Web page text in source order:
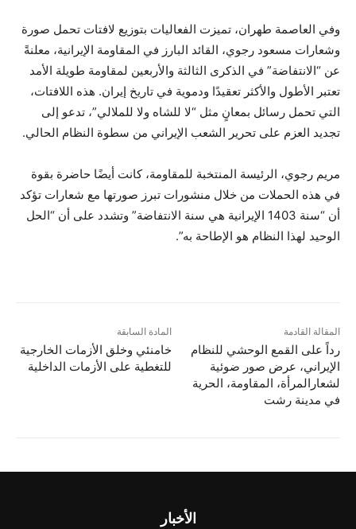
وفي العاصمة طهران، تميزت الفعاليات بتوزيع لافتات تحمل صورة
وشعارات مسعود رجوي، القائد البارز في المقاومة الإيرانية، معلنةً
عن “الانتفاضة” في الذكرى الثالثة والأربعين لمقاومة طويلة الأمد
تعتبر الأطول والأكثر تعقيدًا ودموية في تاريخ إيران. هذه اللافتات،
التي تحمل رسائل بمعانٍ مثل “لا للشاه ولا للملالي”، تدعو إلى
تجديد العزم على تحرير الشعب الإيراني من سطوة النظام الحالي.
مريم رجوي، الرئيسة المنتخبة للمقاومة، كانت أيضًا حاضرة بقوة
في هذه الحملات من خلال منشورات تبرز صورتها مع شعارات تؤكد
أن “سنة 1403 الإيرانية هي سنة الانتفاضة” وتشدد على أن “الحل
الوحيد لهذا النظام هو الإطاحة به”.
المادة السابقة
خامنئي وخلق الأزمات الخارجية
للتغطية على الأزمات الداخلية
المقالة القادمة
رداً علی القمع الوحشي للنظام
الإيراني، عرض صور ضوئیة‌
لشعارالمرأة، المقاومة، الحریة
في مدینة رشت
الأخبار